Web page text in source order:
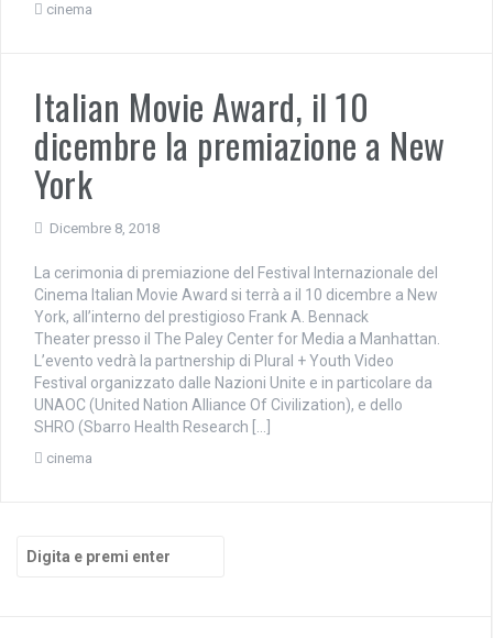
cinema
Italian Movie Award, il 10
dicembre la premiazione a New
York
Dicembre 8, 2018
La cerimonia di premiazione del Festival Internazionale del
Cinema Italian Movie Award si terrà a il 10 dicembre a New
York, all’interno del prestigioso Frank A. Bennack
Theater presso il The Paley Center for Media a Manhattan.
L’evento vedrà la partnership di Plural + Youth Video
Festival organizzato dalle Nazioni Unite e in particolare da
UNAOC (United Nation Alliance Of Civilization), e dello
SHRO (Sbarro Health Research […]
cinema